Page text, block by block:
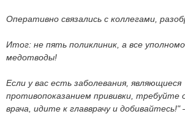
Оперативно связались с коллегами,
Итог: не пять поликлиник, а все
медотводы!
Если у вас есть заболевания, являющиеся
противопоказанием прививки, требуйте
врача, идите к главврачу и добивайтесь!"